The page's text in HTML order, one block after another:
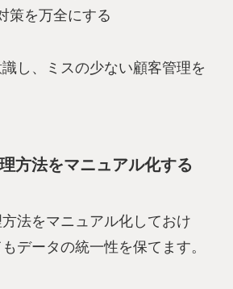
策を万全にする
し、ミスの少ない顧客管理を
方法をマニュアル化する
法をマニュアル化しておけ
データの統一性を保てます。